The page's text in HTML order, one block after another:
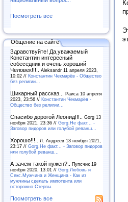
Посмотреть все
Общение на сайте
Здравствуйте! Да,уважаемый
Константин интересный
собеседник и очень хороший
Человек!!!.. Aleksandr 11 апреля 2023,
10:02 // Константин Чекмарёв - Общество
без религии...
Шикарный рассказ... Раиса 10 апреля
2023, 23:56 // Константин Чекмарёв -
Общество без религии...
Спасибо дорогой Леонид!!!.. Gorg 13
ноября 2021, 23:36 // Gorg.Не факт... -
Заговор пидоров или голубой реванш…
Хорошо!!!..
Л. Андреев 13 ноября 2021,
23:17 // Gorg.Не факт... - Заговор пидоров
или голубой реванш…
А зачем такой нужен?.. Пупсчик 19
ноября 2020, 13:01 // Gorg.Любовь и
Секс.Мужчина и Женщина - Как из
мужчины сделать импотента или
осторожно Стервы.
Посмотреть все